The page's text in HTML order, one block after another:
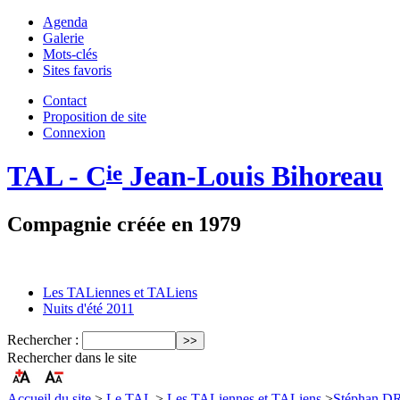
Agenda
Galerie
Mots-clés
Sites favoris
Contact
Proposition de site
Connexion
TAL - Cie Jean-Louis Bihoreau
Compagnie créée en 1979
Les TALiennes et TALiens
Nuits d'été 2011
Rechercher :
Rechercher dans le site